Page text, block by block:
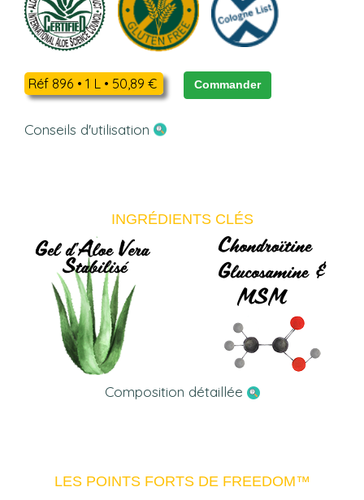
Réf 896 • 1 L • 50,89 € Commander
Conseils d'utilisation
INGRÉDIENTS CLÉS
Composition détaillée
LES POINTS FORTS DE FREEDOM™